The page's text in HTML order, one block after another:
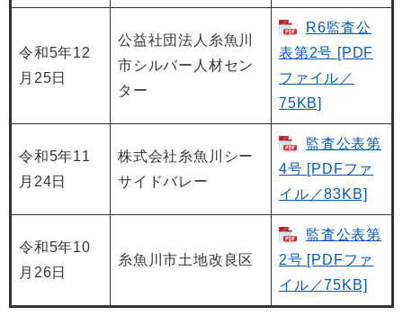
令和5年12
月25日
公益社団法人糸魚川
市シルバー人材セン
ター
R6監査公
表第2号 [PDF
ファイル／
75KB]
令和5年11
月24日
株式会社糸魚川シー
サイドバレー
監査公表第
4号 [PDFファ
イル／83KB]
令和5年10
月26日
糸魚川市土地改良区
監査公表第
2号 [PDFファ
イル／75KB]